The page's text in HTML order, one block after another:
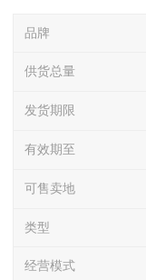
品牌
供货总量
发货期限
有效期至
可售卖地
类型
经营模式